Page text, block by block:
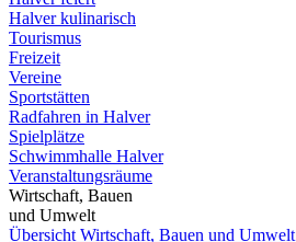
Halver kulinarisch
Tourismus
Freizeit
Vereine
Sportstätten
Radfahren in Halver
Spielplätze
Schwimmhalle Halver
Veranstaltungsräume
Wirtschaft, Bauen
und Umwelt
Übersicht Wirtschaft, Bauen und Umwelt